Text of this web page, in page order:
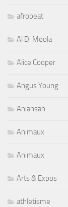
afrobeat
Al Di Meola
Alice Cooper
Angus Young
Aniansah
Animaux
Animaux
Arts & Expos
athletisme